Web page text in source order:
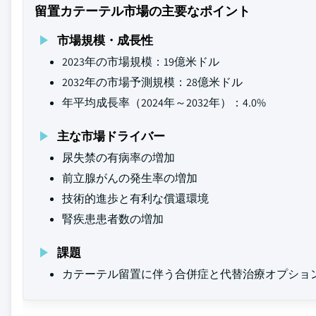
留置カテーテル市場の主要なポイント
市場規模・成長性
2023年の市場規模：19億米ドル
2032年の市場予測規模：28億米ドル
年平均成長率（2024年～2032年）：4.0%
主な市場ドライバー
尿失禁の有病率の増加
前立腺がんの発生率の増加
技術的進歩と有利な償還環境
腎疾患患者数の増加
課題
カテーテル留置に伴う合併症と代替治療オプショ